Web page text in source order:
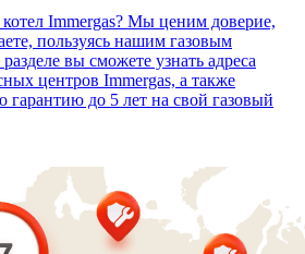
Immergas? Мы ценим доверие,
пользуясь нашим газовым
вы сможете узнать адреса
центров Immergas, а также
до 5 лет на свой газовый